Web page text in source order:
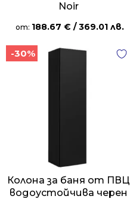
Noir
от: 188.67 € / 369.01 лв.
-30%
Колона за баня от ПВЦ
водоустойчива черен